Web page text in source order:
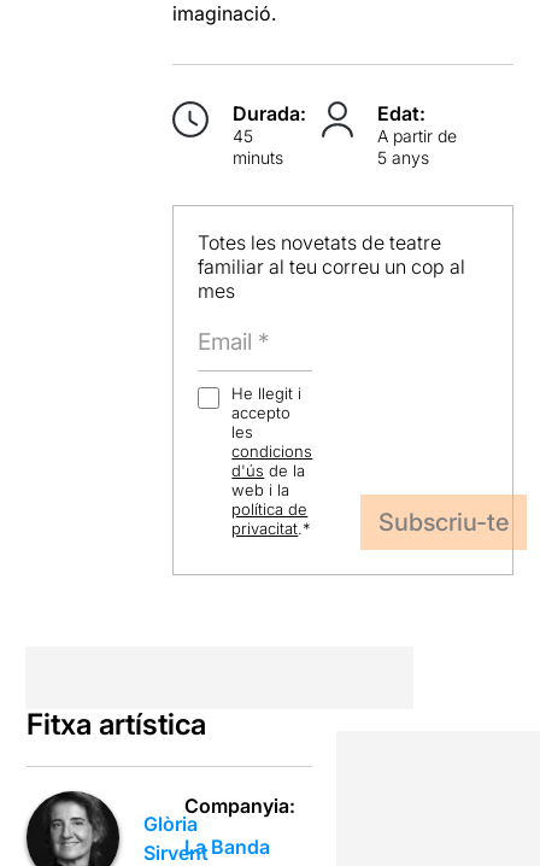
imaginació.
Durada:
45
minuts
Edat:
A partir de
5 anys
Totes les novetats de teatre
familiar al teu correu un cop al
mes
He llegit i
accepto
les
condicions
d'ús de la
web i la
política de
privacitat.*
Fitxa artística
Glòria
Sirvent
Companyia:
La Banda